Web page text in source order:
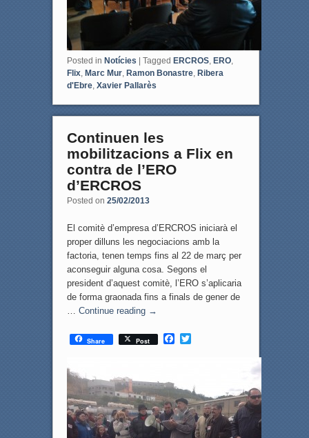
Posted in Notícies | Tagged ERCROS, ERO,
Flix, Marc Mur, Ramon Bonastre, Ribera
d'Ebre, Xavier Pallarès
Continuen les
mobilitzacions a Flix en
contra de l’ERO
d’ERCROS
Posted on 25/02/2013
El comitè d’empresa d’ERCROS iniciarà el
proper dilluns les negociacions amb la
factoria, tenen temps fins al 22 de març per
aconseguir alguna cosa. Segons el
president d’aquest comitè, l’ERO s’aplicaria
de forma graonada fins a finals de gener de
Continue reading →
Share Post
F
b
o
o
k
T
e
r